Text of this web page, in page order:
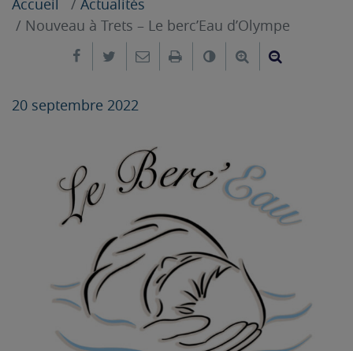
Nouveau à Trets – Le berc’Eau d’Olympe
Partager sur Facebook
Partager sur Twitter
Envoyer par e-mail
ImprimerChanger leAgrandir le
20 septembre 2022